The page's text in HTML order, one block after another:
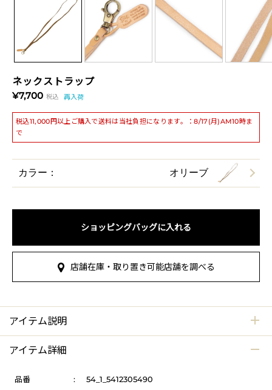
ネックストラップ
¥7,700 税込 再入荷
税込11,000円以上ご購入で送料は当社負担になります。：8/17(月)AM10時ま
で
カラー： オリーブ
ショッピングバッグに入れる
店舗在庫・取り置き可能店舗を調べる
アイテム説明
アイテム詳細
品番 :
54_1_5412305490